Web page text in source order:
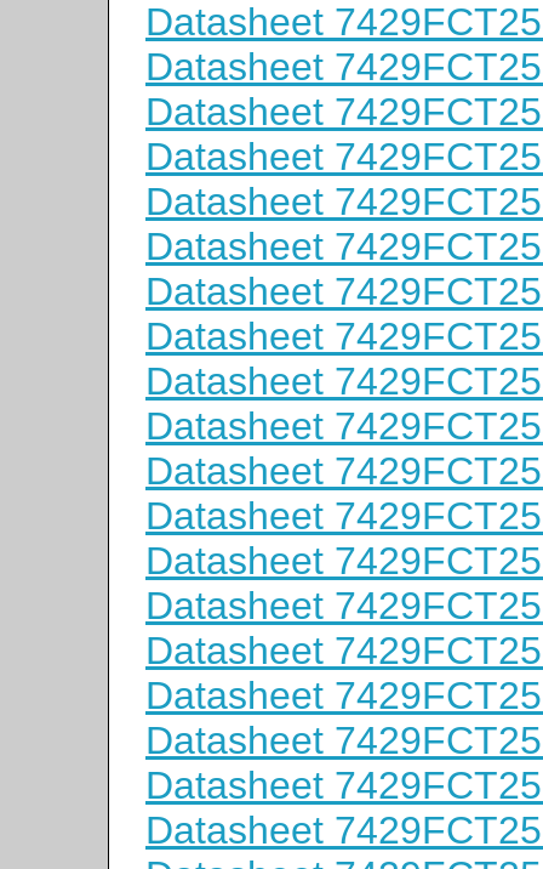
Datasheet
Datasheet
Datasheet
Datasheet
Datasheet
Datasheet
Datasheet
Datasheet
Datasheet
Datasheet
Datasheet
Datasheet
Datasheet
Datasheet
Datasheet
Datasheet
Datasheet
Datasheet
Datasheet